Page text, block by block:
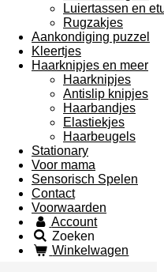
Luiertassen en
Rugzakjes
Aankondiging puzzel
Kleertjes
Haarknipjes en meer
Haarknipjes
Antislip knipjes
Haarbandjes
Elastiekjes
Haarbeugels
Stationary
Voor mama
Sensorisch Spelen
Contact
Voorwaarden
Account
Zoeken
Winkelwagen